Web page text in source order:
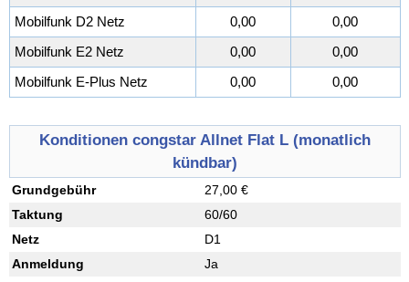
Mobilfunk D2 Netz
0,00
0,00
Mobilfunk E2 Netz
0,00
0,00
Mobilfunk E-Plus Netz
0,00 0,00
Konditionen congstar Allnet Flat L (monatlich
kündbar)
Grundgebühr
27,00 €
Taktung
60/60
Netz
D1
Anmeldung
Ja